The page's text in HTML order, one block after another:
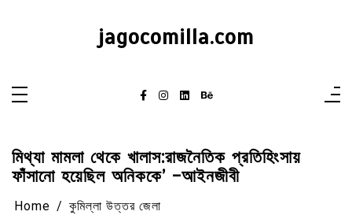
jagocomilla.com
মিথ্যা মামলা থেকে খালাস:রাজনৈতিক প্রতিহিংসায়
ফাঁসানো হয়েছিল অনিককে’ -আইনজীবী
Home কুমিল্লা উত্তর জেলা